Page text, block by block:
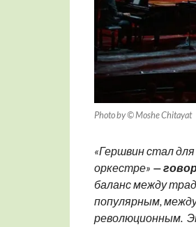
Photo by © Moshe Chitayat
«Гершвин стал
оркестре» —
баланс между
популярным,
революционным.